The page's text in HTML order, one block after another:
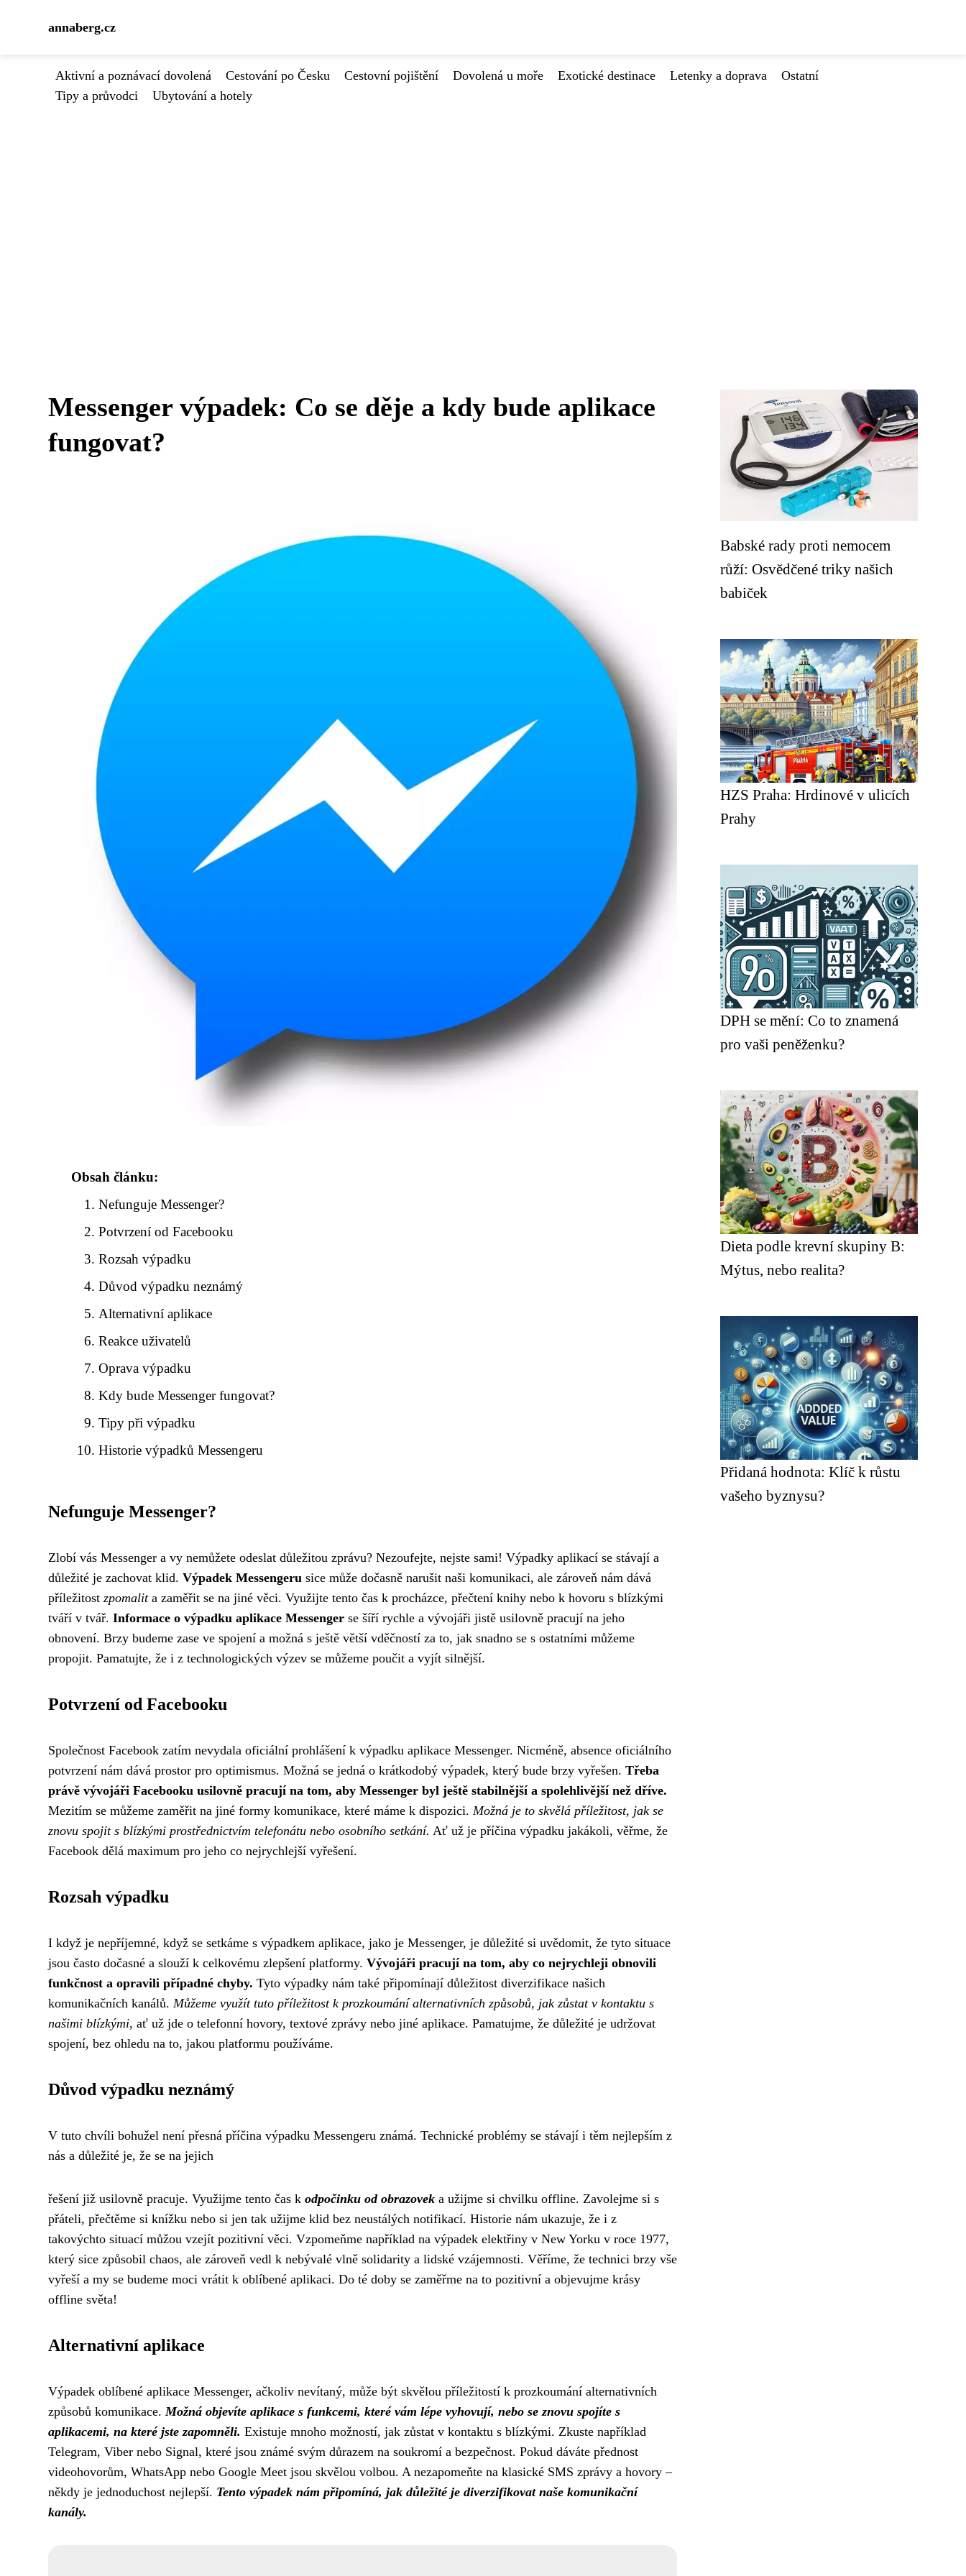
annaberg.cz
Aktivní a poznávací dovolená Cestování po Česku Cestovní pojištění Dovolená u moře Exotické destinace Letenky a doprava
Ostatní
Tipy a průvodci
Ubytování a hotely
Messenger výpadek: Co se děje a kdy bude aplikace
fungovat?
Obsah článku:
Nefunguje Messenger?
Potvrzení od Facebooku
Rozsah výpadku
Důvod výpadku neznámý
Alternativní aplikace
Reakce uživatelů
Oprava výpadku
Kdy bude Messenger fungovat?
Tipy při výpadku
Historie výpadků Messengeru
Nefunguje Messenger?
Zlobí vás Messenger a vy nemůžete odeslat důležitou zprávu? Nezoufejte, nejste sami! Výpadky aplikací se stávají a
důležité je zachovat klid. Výpadek Messengeru sice může dočasně narušit naši komunikaci, ale zároveň nám dává
příležitost zpomalita zaměřit se na jiné věci. Využijte tento čas k procházce, přečtení knihy nebo k hovoru s blízkými
tváří v tvář. Informace o výpadku aplikace Messenger se šíří rychle a vývojáři jistě usilovně pracují na jeho
obnovení. Brzy budeme zase ve spojení a možná s ještě větší vděčností za to, jak snadno se s ostatními můžeme
propojit. Pamatujte, že i z technologických výzev se můžeme poučit a vyjít silnější.
Potvrzení od Facebooku
Společnost Facebook zatím nevydala oficiální prohlášení k výpadku aplikace Messenger. Nicméně, absence oficiálního
potvrzení nám dává prostor pro optimismus. Možná se jedná o krátkodobý výpadek, který bude brzy vyřešen. Třeba
právě vývojáři Facebooku usilovně pracují na tom, aby Messenger byl ještě stabilnější a spolehlivější než dříve.
Mezitím se můžeme zaměřit na jiné formy komunikace, které máme k dispozici. Možná je to skvělá příležitost, jak se
znovu spojit s blízkými prostřednictvím telefonátu nebo osobního setkání. Ať už je příčina výpadku jakákoli, věřme, že
Facebook dělá maximum pro jeho co nejrychlejší vyřešení.
Rozsah výpadku
I když je nepříjemné, když se setkáme s výpadkem aplikace, jako je Messenger, je důležité si uvědomit, že tyto situace
jsou často dočasné a slouží k celkovému zlepšení platformy. Vývojáři pracují na tom, aby co nejrychleji obnovili
funkčnost a opravili případné chyby. Tyto výpadky nám také připomínají důležitost diverzifikace našich
komunikačních kanálů. Můžeme využít tuto příležitost k prozkoumání alternativních způsobů, jak zůstat v kontaktu s
našimi blízkými, ať už jde o telefonní hovory, textové zprávy nebo jiné aplikace. Pamatujme, že důležité je udržovat
spojení, bez ohledu na to, jakou platformu používáme.
Důvod výpadku neznámý
V tuto chvíli bohužel není přesná příčina výpadku Messengeru známá. Technické problémy se stávají i těm nejlepším z
nás a důležité je, že se na jejich
řešení již usilovně pracuje. Využijme tento čas k odpočinku od obrazovek a užijme si chvilku offline. Zavolejme si s
přáteli, přečtěme si knížku nebo si jen tak užijme klid bez neustálých notifikací. Historie nám ukazuje, že i z
takovýchto situací můžou vzejít pozitivní věci. Vzpomeňme například na výpadek elektřiny v New Yorku v roce 1977,
který sice způsobil chaos, ale zároveň vedl k nebývalé vlně solidarity a lidské vzájemnosti. Věříme, že technici brzy vše
vyřeší a my se budeme moci vrátit k oblíbené aplikaci. Do té doby se zaměřme na to pozitivní a objevujme krásy
offline světa!
Alternativní aplikace
Výpadek oblíbené aplikace Messenger, ačkoliv nevítaný, může být skvělou příležitostí k prozkoumání alternativních
způsobů komunikace.Možná objevíte aplikace s funkcemi, které vám lépe vyhovují, nebo se znovu spojíte s
aplikacemi, na které jste zapomněli. Existuje mnoho možností, jak zůstat v kontaktu s blízkými. Zkuste například
Telegram, Viber nebo Signal, které jsou známé svým důrazem na soukromí a bezpečnost. Pokud dáváte přednost
videohovorům, WhatsApp nebo Google Meet jsou skvělou volbou. A nezapomeňte na klasické SMS zprávy a hovory –
někdy je jednoduchost nejlepší. Tento výpadek nám připomíná, jak důležité je diverzifikovat naše komunikační
kanály.
Babské rady proti nemocem
růží: Osvědčené triky našich
babiček
HZS Praha: Hrdinové v ulicích
Prahy
DPH se mění: Co to znamená
pro vaši peněženku?
Dieta podle krevní skupiny B:
Mýtus, nebo realita?
Přidaná hodnota: Klíč k růstu
vašeho byznysu?